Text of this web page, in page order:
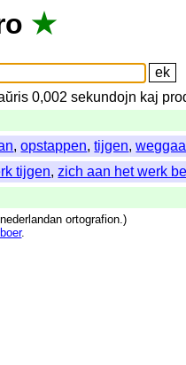
★
0,002sekundojn kaj
,opstappen,tijgen,
tijgen,zich aan het werk
nederlandan ortografion.)
.